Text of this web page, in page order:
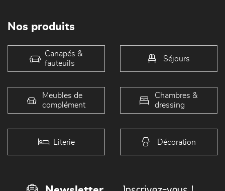
Nos produits
Canapés &
fauteuils
Séjours
Meubles de
complément
Chambres &
dressing
Literie Décoration